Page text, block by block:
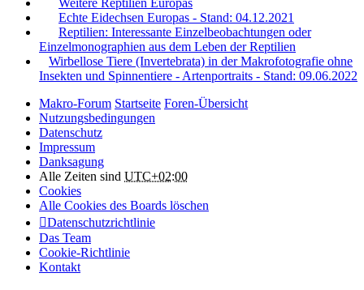
Weitere Reptilien Europas
Echte Eidechsen Europas - Stand: 04.12.2021
Reptilien: Interessante Einzelbeobachtungen oder
Einzelmonographien aus dem Leben der Reptilien
Wirbellose Tiere (Invertebrata) in der Makrofotografie ohne
Insekten und Spinnentiere - Artenportraits - Stand: 09.06.2022
Makro-Forum Startseite Foren-Übersicht
Nutzungsbedingungen
Datenschutz
Impressum
Danksagung
Alle Zeiten sind UTC+02:00
Cookies
Alle Cookies des Boards löschen
Datenschutzrichtlinie
Das Team
Cookie-Richtlinie
Kontakt